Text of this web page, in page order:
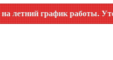
работы. Уточняйте